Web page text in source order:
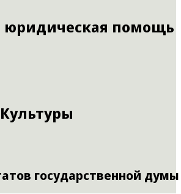
юридическая помощь
государственной думы